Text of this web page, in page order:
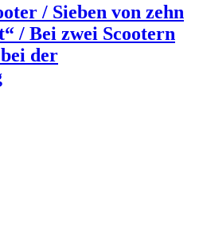
/ Sieben von zehn
/ Bei zwei Scootern
der